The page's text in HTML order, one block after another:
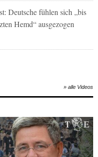
Deutsche fühlen sich „bis
Hemd“ ausgezogen
» alle Videos